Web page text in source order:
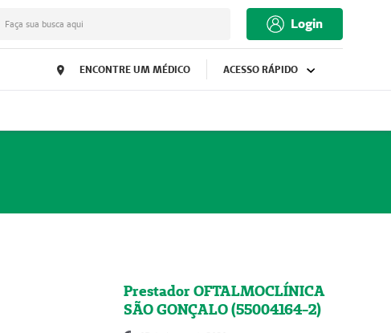
Faça sua busca aqui Login
ENCONTRE UM MÉDICO ACESSO RÁPIDO
Prestador OFTALMOCLÍNICA
SÃO GONÇALO (55004164-2)